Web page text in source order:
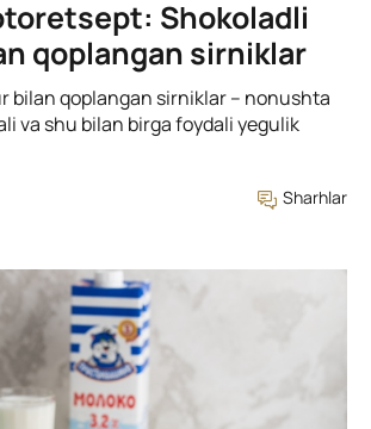
Shokoladli
qoplangan sirniklar
bilan qoplangan sirniklar – nonushta
va shu bilan birga foydali yegulik
Sharhlar